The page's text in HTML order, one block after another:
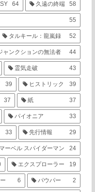
64 久遠の終端 58
55
タルキール：龍嵐録 52
ャンクションの無法者 44
霊気走破 43
39 ヒストリック 39
37 紙 37
パイオニア 33
33 先行情報 29
マーベル スパイダーマン 24
エクスプローラー 19
6 パウパー 2